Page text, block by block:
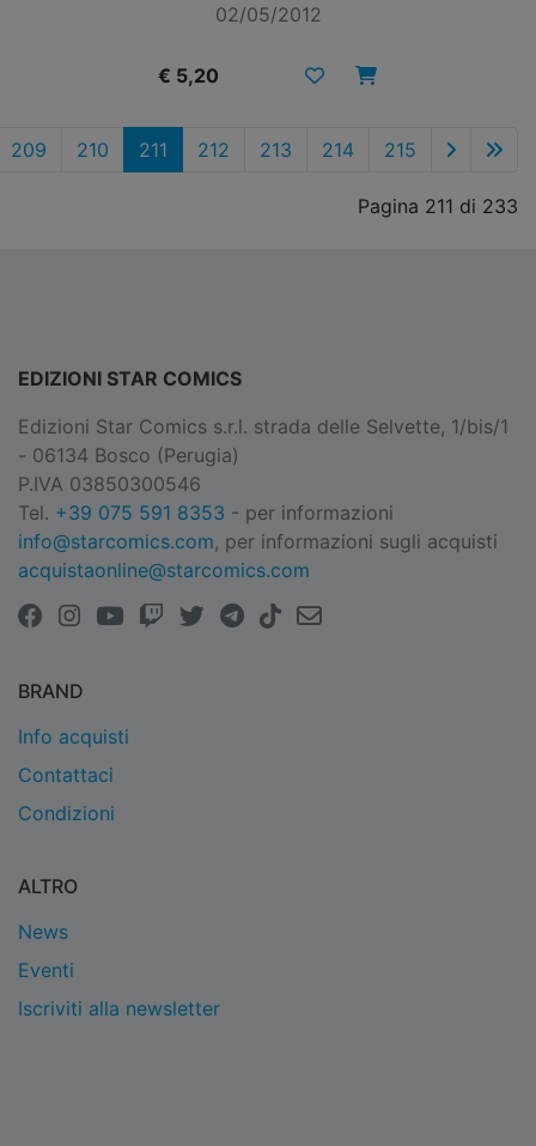
02/05/2012
€ 5,20
209 210 211 212 213 214 215
Pagina 211 di 233
EDIZIONI STAR COMICS
Edizioni Star Comics s.r.l. strada delle Selvette, 1/bis/1
- 06134 Bosco (Perugia)
P.IVA 03850300546
Tel. +39 075 591 8353 - per informazioni
info@starcomics.com, per informazioni sugli acquisti
acquistaonline@starcomics.com
BRAND
Info acquisti
Contattaci
Condizioni
ALTRO
News
Eventi
Iscriviti alla newsletter